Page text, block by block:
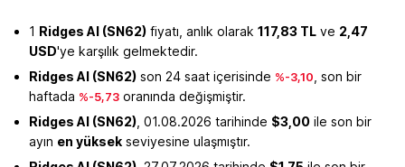
1 Ridges AI (SN62) fiyatı, anlık olarak 117,83 TL ve 2,47
USD'ye karşılık gelmektedir.
Ridges AI (SN62) son 24 saat içerisinde %-3,10 , son bir
haftada %-5,73 oranında değişmiştir.
Ridges AI (SN62) , 01.08.2026 tarihinde $3,00 ile son bir
ayın en yüksek seviyesine ulaşmıştır.